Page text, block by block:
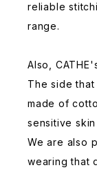
reliable
range.
Also,
The side
made of
sensitive
We are also
wearing that